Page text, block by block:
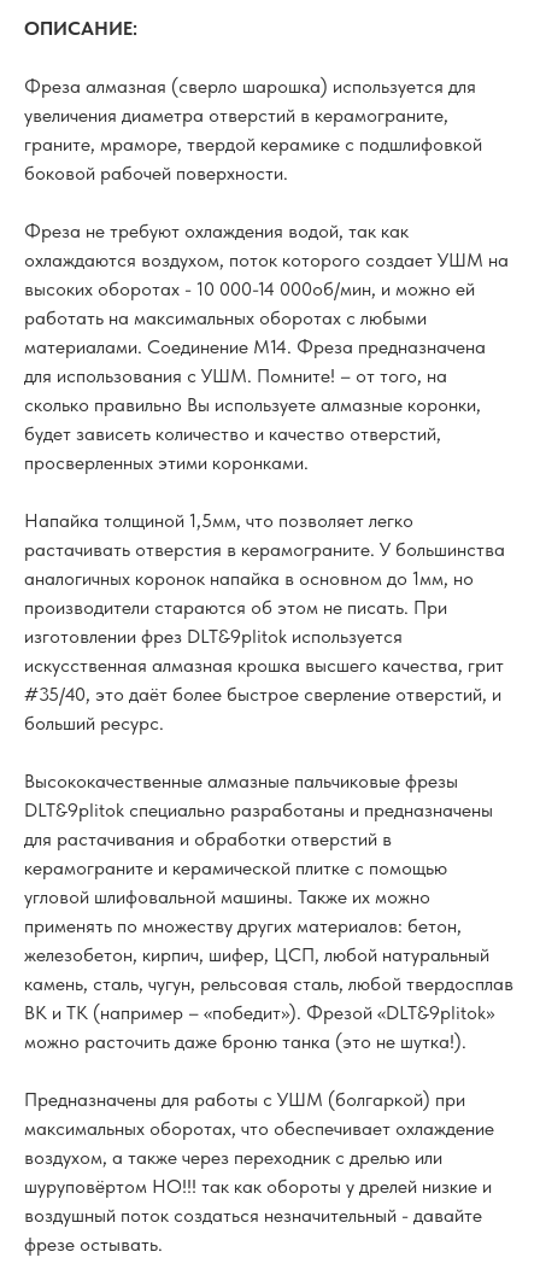
ОПИСАНИЕ:
Фреза алмазная (сверло шарошка) используется для
увеличения диаметра отверстий в керамограните,
граните, мраморе, твердой керамике с подшлифовкой
боковой рабочей поверхности.
Фреза не требуют охлаждения водой, так как
охлаждаются воздухом, поток которого создает УШМ на
высоких оборотах - 10 000-14 000об/мин, и можно ей
работать на максимальных оборотах с любыми
материалами. Соединение М14. Фреза предназначена
для использования с УШМ. Помните! – от того, на
сколько правильно Вы используете алмазные коронки,
будет зависеть количество и качество отверстий,
просверленных этими коронками.
Напайка толщиной 1,5мм, что позволяет легко
растачивать отверстия в керамограните. У большинства
аналогичных коронок напайка в основном до 1мм, но
производители стараются об этом не писать. При
изготовлении фрез DLT&9plitok используется
искусственная алмазная крошка высшего качества, грит
#35/40, это даёт более быстрое сверление отверстий, и
больший ресурс.
Высококачественные алмазные пальчиковые фрезы
DLT&9plitok специально разработаны и предназначены
для растачивания и обработки отверстий в
керамограните и керамической плитке с помощью
угловой шлифовальной машины. Также их можно
применять по множеству других материалов: бетон,
железобетон, кирпич, шифер, ЦСП, любой натуральный
камень, сталь, чугун, рельсовая сталь, любой твердосплав
ВК и ТК (например – «победит»). Фрезой «DLT&9plitok»
можно расточить даже броню танка (это не шутка!).
Предназначены для работы с УШМ (болгаркой) при
максимальных оборотах, что обеспечивает охлаждение
воздухом, а также через переходник с дрелью или
шуруповёртом НО!!! так как обороты у дрелей низкие и
воздушный поток создаться незначительный - давайте
фрезе остывать.